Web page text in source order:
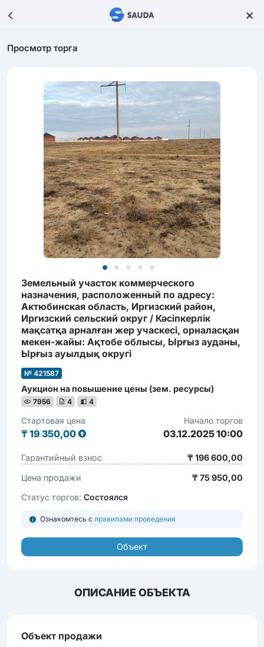
Просмотр торга
Земельный участок коммерческого
назначения, расположенный по адресу:
Актюбинская область, Иргизский район,
Иргизский сельский округ / Кәсіпкерлік
мақсатқа арналған жер учаскесі, орналасқан
мекен-жайы: Ақтобе облысы, Ырғыз ауданы,
Ырғыз ауылдық округі
№ 421587
Аукцион на повышение цены (зем. ресурсы)
7956 4 4
Стартовая цена
₸ 19 350,00
Начало торгов
03.12.2025 10:00
Гарантийный взнос
₸ 196 600,00
Цена продажи
₸ 75 950,00
Статус торгов: Состоялся
Ознакомтесь с правилами проведения
Объект
ОПИСАНИЕ ОБЪЕКТА
Объект продажи